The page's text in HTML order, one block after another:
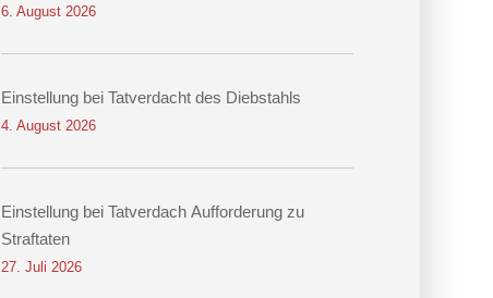
Datenveränderung
6. August 2026
Einstellung bei Tatverdacht des Diebstahls
4. August 2026
Einstellung bei Tatverdach Aufforderung zu
Straftaten
27. Juli 2026